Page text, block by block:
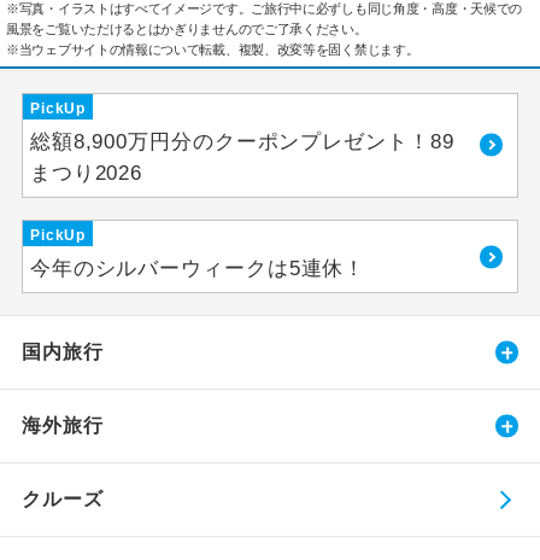
※写真・イラストはすべてイメージです。ご旅行中に必ずしも同じ角度・高度・天候での
風景をご覧いただけるとはかぎりませんのでご了承ください。
※当ウェブサイトの情報について転載、複製、改変等を固く禁じます。
PickUp
総額8,900万円分のクーポンプレゼント！89
まつり2026
PickUp
今年のシルバーウィークは5連休！
国内旅行
海外旅行
クルーズ